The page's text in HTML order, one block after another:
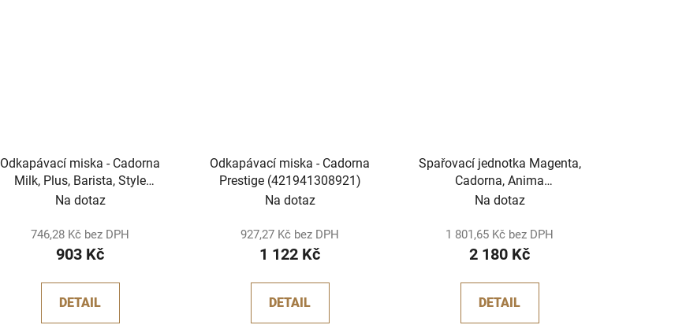
Odkapávací miska - Cadorna
Milk, Plus, Barista, Style
(996530072533)
Na dotaz
746,28 Kč bez DPH
903 Kč
DETAIL
Odkapávací miska - Cadorna
Prestige (421941308921)
Na dotaz
927,27 Kč bez DPH
1 122 Kč
DETAIL
Spařovací jednotka Magenta,
Cadorna, Anima
(421944052401)
Na dotaz
1 801,65 Kč bez DPH
2 180 Kč
DETAIL